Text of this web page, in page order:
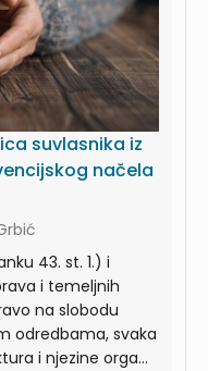
suvlasnika iz
načela
43. st. 1.) i
i temeljnih
na slobodu
odredbama, svaka
i njezine orga...